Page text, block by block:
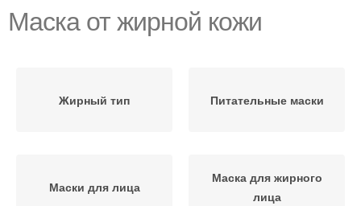
Маска от жирной кожи
Жирный тип Питательные маски
Маски для лица
Маска для жирного
лица